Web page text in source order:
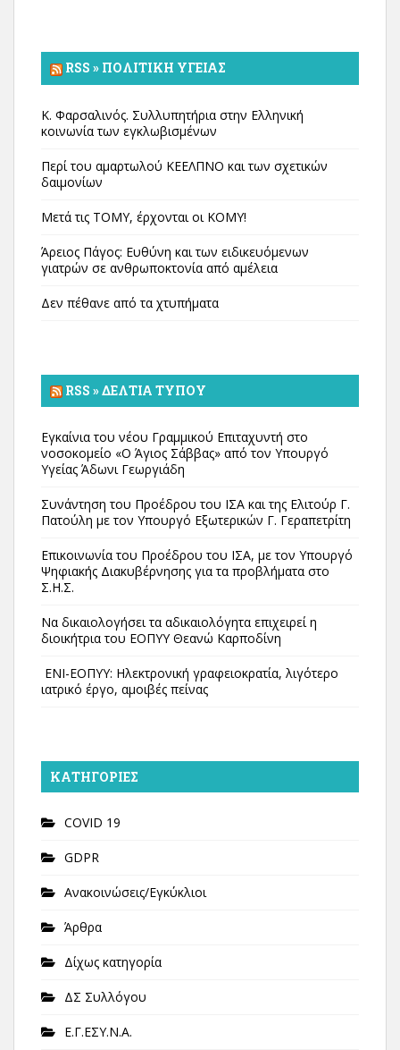
RSS » ΠΟΛΙΤΙΚΉ ΥΓΕΊΑΣ
Κ. Φαρσαλινός. Συλλυπητήρια στην Ελληνική
κοινωνία των εγκλωβισμένων
Περί του αμαρτωλού ΚΕΕΛΠΝΟ και των σχετικών
δαιμονίων
Μετά τις ΤΟΜΥ, έρχονται οι ΚΟΜΥ!
Άρειος Πάγος: Ευθύνη και των ειδικευόμενων
γιατρών σε ανθρωποκτονία από αμέλεια
Δεν πέθανε από τα χτυπήματα
RSS » ΔΕΛΤΊΑ ΤΎΠΟΥ
Εγκαίνια του νέου Γραμμικού Επιταχυντή στο
νοσοκομείο «Ο Άγιος Σάββας» από τον Υπουργό
Υγείας Άδωνι Γεωργιάδη
Συνάντηση του Προέδρου του ΙΣΑ και της Ελιτούρ Γ.
Πατούλη με τον Υπουργό Εξωτερικών Γ. Γεραπετρίτη
Επικοινωνία του Προέδρου του ΙΣΑ, με τον Υπουργό
Ψηφιακής Διακυβέρνησης για τα προβλήματα στο
Σ.Η.Σ.
Να δικαιολογήσει τα αδικαιολόγητα επιχειρεί η
διοικήτρια του ΕΟΠΥΥ Θεανώ Καρποδίνη
ΕΝΙ-ΕΟΠΥΥ: Ηλεκτρονική γραφειοκρατία, λιγότερο
ιατρικό έργο, αμοιβές πείνας
KΑΤΗΓΟΡΊΕΣ
COVID 19
GDPR
Ανακοινώσεις/Εγκύκλιοι
Άρθρα
Δίχως κατηγορία
ΔΣ Συλλόγου
Ε.Γ.ΕΣΥ.Ν.Α.